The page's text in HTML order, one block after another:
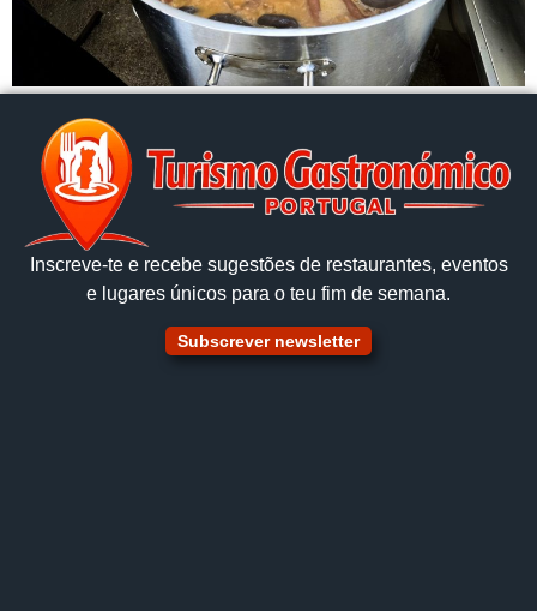
Inscreve‑te e recebe sugestões de restaurantes, eventos
e lugares únicos para o teu fim de semana.
Subscrever newsletter